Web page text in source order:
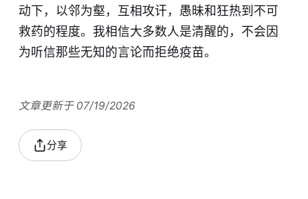
动下，以邻为壑，互相攻讦，愚昧和狂热到不可
救药的程度。我相信大多数人是清醒的，不会因
为听信那些无知的言论而拒绝疫苗。
文章更新于 07/19/2026
分享